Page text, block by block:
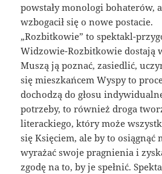
powstały monologi bohaterów,
wzbogacił się o nowe postacie.
„Rozbitkowie” to spektakl-
Widzowie-Rozbitkowie dostają
Muszą ją poznać, zasiedlić,
się mieszkańcem Wyspy to
dochodzą do głosu
potrzeby, to również droga
literackiego, który może
się Księciem, ale by to osiągnąć
wyrażać swoje pragnienia i
zgodę na to, by je spełnić.